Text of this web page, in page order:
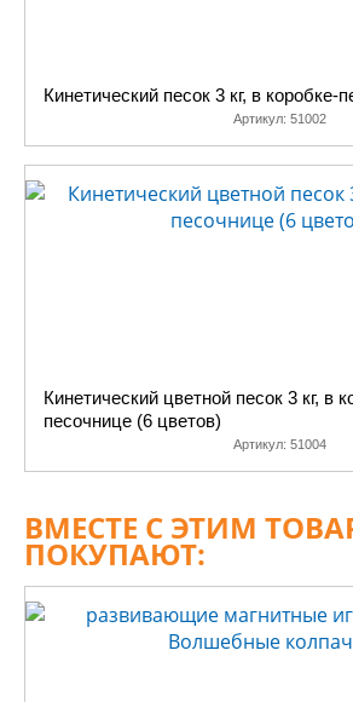
Кинетический песок 3 кг, в коробке-
Артикул: 51002
Кинетический цветной песок 3 кг, в
песочнице (6 цветов)
Артикул: 51004
ВМЕСТЕ С ЭТИМ
ПОКУПАЮТ: